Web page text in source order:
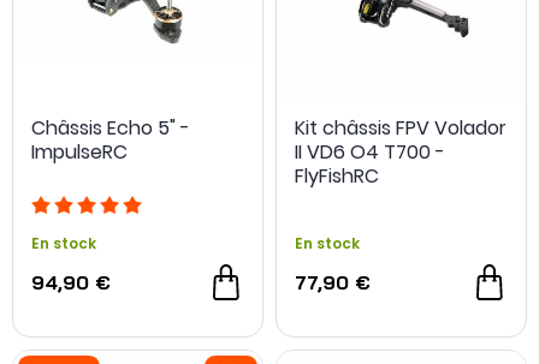
Châssis Echo 5" -
ImpulseRC
En stock
94,90 €
Kit châssis FPV Volador
II VD6 O4 T700 -
FlyFishRC
En stock
77,90 €